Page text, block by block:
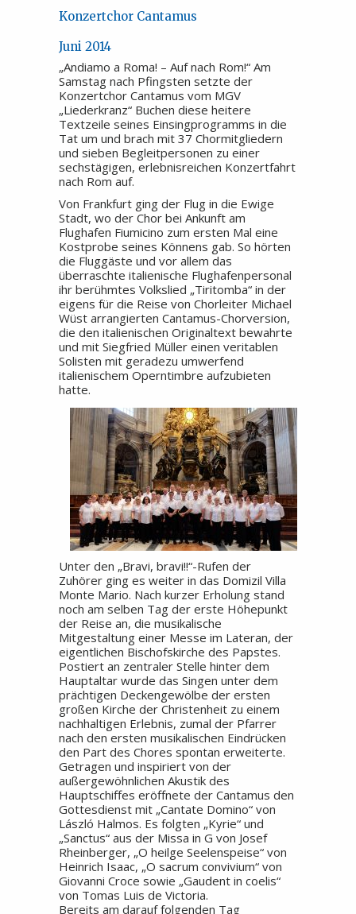
Konzertchor Cantamus
Juni 2014
„Andiamo a Roma! – Auf nach Rom!“ Am
Samstag nach Pfingsten setzte der
Konzertchor Cantamus vom MGV
„Liederkranz“ Buchen diese heitere
Textzeile seines Einsingprogramms in die
Tat um und brach mit 37 Chormitgliedern
und sieben Begleitpersonen zu einer
sechstägigen, erlebnisreichen Konzertfahrt
nach Rom auf.
Von Frankfurt ging der Flug in die Ewige
Stadt, wo der Chor bei Ankunft am
Flughafen Fiumicino zum ersten Mal eine
Kostprobe seines Könnens gab. So hörten
die Fluggäste und vor allem das
überraschte italienische Flughafenpersonal
ihr berühmtes Volkslied „Tiritomba“ in der
eigens für die Reise von Chorleiter Michael
Wüst arrangierten Cantamus-Chorversion,
die den italienischen Originaltext bewahrte
und mit Siegfried Müller einen veritablen
Solisten mit geradezu umwerfend
italienischem Operntimbre aufzubieten
hatte.
Unter den „Bravi, bravi!!“-Rufen der
Zuhörer ging es weiter in das Domizil Villa
Monte Mario. Nach kurzer Erholung stand
noch am selben Tag der erste Höhepunkt
der Reise an, die musikalische
Mitgestaltung einer Messe im Lateran, der
eigentlichen Bischofskirche des Papstes.
Postiert an zentraler Stelle hinter dem
Hauptaltar wurde das Singen unter dem
prächtigen Deckengewölbe der ersten
großen Kirche der Christenheit zu einem
nachhaltigen Erlebnis, zumal der Pfarrer
nach den ersten musikalischen Eindrücken
den Part des Chores spontan erweiterte.
Getragen und inspiriert von der
außergewöhnlichen Akustik des
Hauptschiffes eröffnete der Cantamus den
Gottesdienst mit „Cantate Domino“ von
László Halmos. Es folgten „Kyrie“ und
„Sanctus“ aus der Missa in G von Josef
Rheinberger, „O heilge Seelenspeise“ von
Heinrich Isaac, „O sacrum convivium“ von
Giovanni Croce sowie „Gaudent in coelis“
von Tomas Luis de Victoria.
Bereits am darauf folgenden Tag